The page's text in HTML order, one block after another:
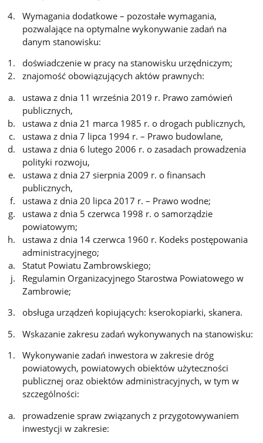
Wymagania dodatkowe – pozostałe wymagania,
pozwalające na optymalne wykonywanie zadań na
danym stanowisku:
doświadczenie w pracy na stanowisku urzędniczym;
znajomość obowiązujących aktów prawnych:
ustawa z dnia 11 września 2019 r. Prawo zamówień
publicznych,
ustawa z dnia 21 marca 1985 r. o drogach publicznych,
ustawa z dnia 7 lipca 1994 r. – Prawo budowlane,
ustawa z dnia 6 lutego 2006 r. o zasadach prowadzenia
polityki rozwoju,
ustawa z dnia 27 sierpnia 2009 r. o finansach
publicznych,
ustawa z dnia 20 lipca 2017 r. – Prawo wodne;
ustawa z dnia 5 czerwca 1998 r. o samorządzie
powiatowym;
ustawa z dnia 14 czerwca 1960 r. Kodeks postępowania
administracyjnego;
Statut Powiatu Zambrowskiego;
Regulamin Organizacyjnego Starostwa Powiatowego w
Zambrowie;
obsługa urządzeń kopiujących: kserokopiarki, skanera.
Wskazanie zakresu zadań wykonywanych na stanowisku:
Wykonywanie zadań inwestora w zakresie dróg
powiatowych, powiatowych obiektów użyteczności
publicznej oraz obiektów administracyjnych, w tym w
szczególności:
prowadzenie spraw związanych z przygotowywaniem
inwestycji w zakresie: